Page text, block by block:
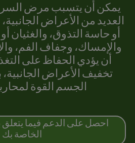
يمكن أن يتسبب مرض
العديد من الأعراض
أو حاسة التذوق، والغثيان
والإمساك، وجفاف الفم،
أن يؤدي الحفاظ على
تخفيف الأعراض الجانبية،
الجسم القوة
احصل على الدعم فيما يتعلق
الخاصة بك